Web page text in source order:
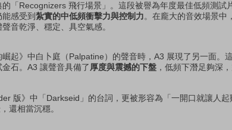
「Recognizers 飛行場景」。這段被譽為年度最佳低頻測試
感受到 紮實的中低頻衝擊力與控制力。在龐大的音效場景中
音乾淨、穩定、具空氣感。
起》中白卜庭（Palpatine）的聲音時，A3 展現了另一面。
石。A3 讓聲音具備了厚度與震撼的下盤 ，低頻下潛足夠深
版》中「Darkseid」的台詞，更被形容為「一開口就讓人
還相當沉穩。